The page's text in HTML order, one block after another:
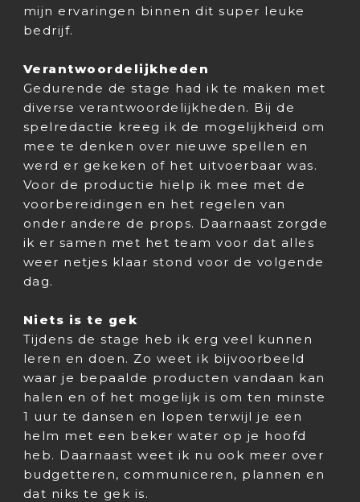
mijn ervaringen binnen dit super leuke
bedrijf.
Verantwoordelijkheden
Gedurende de stage had ik te maken met
diverse verantwoordelijkheden. Bij de
spelredactie kreeg ik de mogelijkheid om
mee te denken over nieuwe spellen en
werd er gekeken of het uitvoerbaar was.
Voor de productie hielp ik mee met de
voorbereidingen en het regelen van
onder andere de props. Daarnaast zorgde
ik er samen met het team voor dat alles
weer netjes klaar stond voor de volgende
dag.
Niets is te gek
Tijdens de stage heb ik erg veel kunnen
leren en doen. Zo weet ik bijvoorbeeld
waar je bepaalde producten vandaan kan
halen en of het mogelijk is om ten minste
1 uur te dansen en lopen terwijl je een
helm met een beker water op je hoofd
heb. Daarnaast weet ik nu ook meer over
budgetteren, communiceren, plannen en
dat niks te gek is.